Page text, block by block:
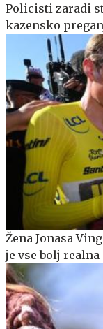
Policisti zaradi
kazensko
Žena Jonasa
je vse bolj realna